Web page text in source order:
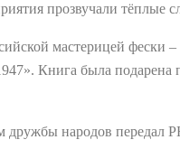
прозвучали тёплые
мастерицей фески
Книга была
дружбы народов